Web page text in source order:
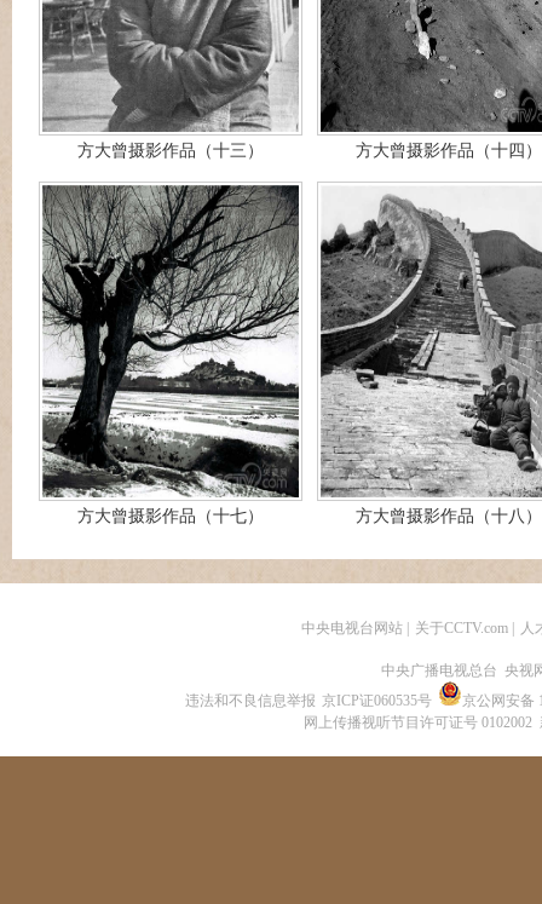
方大曾摄影作品（十三） 方大曾摄影作品（十四）
方大曾摄影作品（十七） 方大曾摄影作品（十八）
中央电视台网站 关于CCTV.com 人
中央广播电视总台 央视
违法和不良信息举报 京ICP证060535号
京公网安备
网上传播视听节目许可证号 0102002